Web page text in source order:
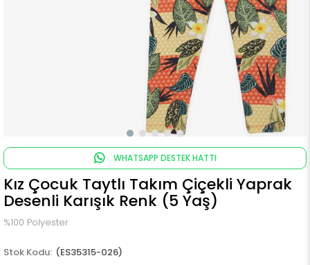
WHATSAPP DESTEK HATTI
Kız Çocuk Taytlı Takım Çiçekli Yaprak
Desenli Karışık Renk (5 Yaş)
%100 Polyester
(ES35315-026)